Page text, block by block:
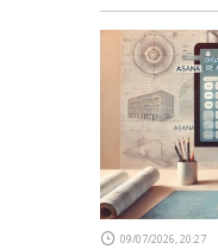
09/07/2026, 20:27